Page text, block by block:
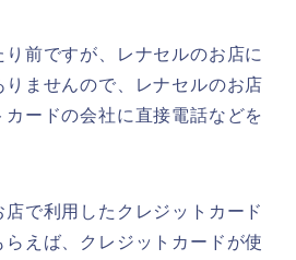
前ですが、レナセルのお店に
ませんので、レナセルのお店
ードの会社に直接電話などを
で利用したクレジットカード
えば、クレジットカードが使